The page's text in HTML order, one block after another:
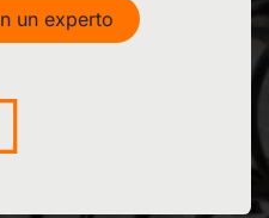
un experto